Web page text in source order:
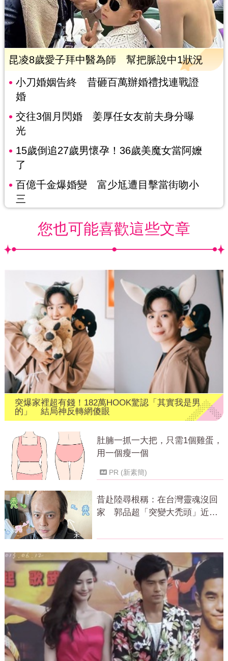
昆凌8歲愛子拜中醫為師 幫把脈說中1狀況
小刀婚姻告終 昔砸百萬辦婚禮找連戰證
婚
交往3個月閃婚 姜厚任女友前夫身分曝
光
15歲倒追27歲男懷孕！36歲美魔女當阿嬤
了
百億千金爆婚變 富少尪遭目擊當街吻小
三
您也可能喜歡這些文章
突爆家裡超有錢！182萬HOOK驚認「其實我是男
的」 結局神反轉網傻眼
肚腩一抓一大把，只需1個雞蛋，
用一個瘦一個
PR (新素簡)
昔赴陸尋根稱：在台灣靈魂沒回
家 郭品超「突變大禿頭」近照